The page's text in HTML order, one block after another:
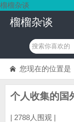
榴榴杂谈
榴榴杂谈
您现在的位置是
个人收集的国
| 2788人围观 |